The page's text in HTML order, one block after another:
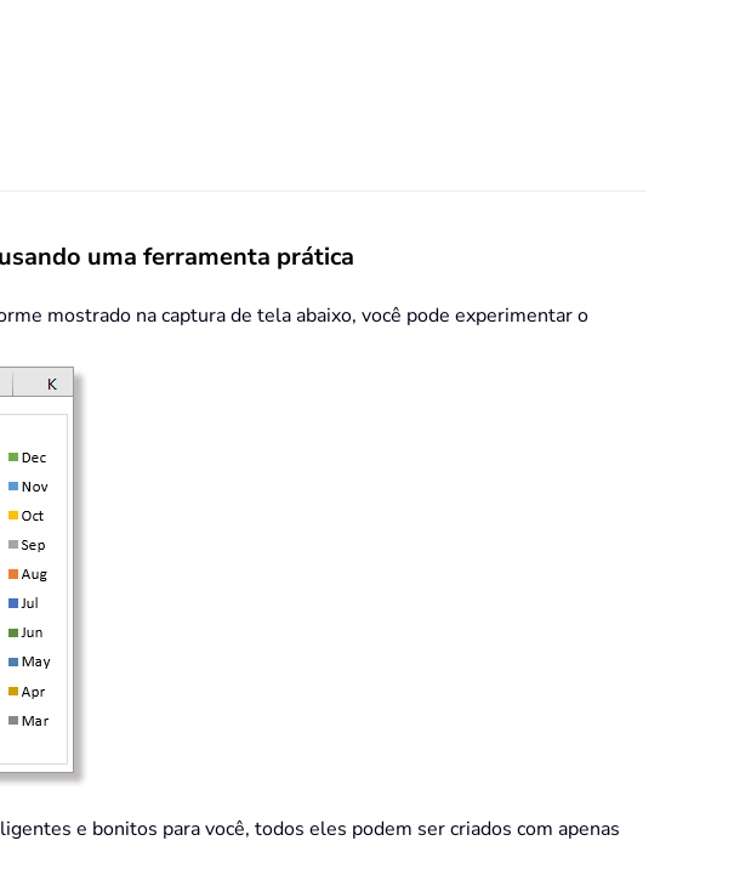
uma ferramenta prática
mostrado na captura de tela abaixo, você pode experimentar o
e bonitos para você, todos eles podem ser criados com apenas